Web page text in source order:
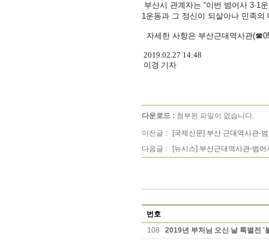
부산시 관계자는 “이번 범어사 3·1
1운동과 그 정신이 되살아나 민족
자세한 사항은 부산근대역사관
2019.02.27 14:48
이경 기자
다운로드 : 첨부된 파일이 없습니다.
이전글 :
[국제신문] 부산 근대역사관-
다음글 :
[뉴시스] 부산근대역사관-범
번호
108
2019년 부처님 오신 날 특별전 '